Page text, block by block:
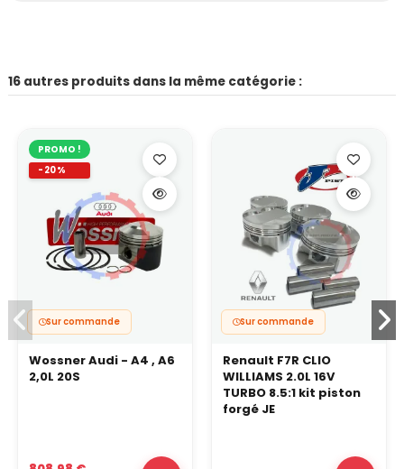
16 autres produits dans la même catégorie :
PROMO !
-20%
Sur commande
Wossner Audi - A4 , A6
2,0L 20S
Sur commande
Renault F7R CLIO
WILLIAMS 2.0L 16V
TURBO 8.5:1 kit piston
forgé JE